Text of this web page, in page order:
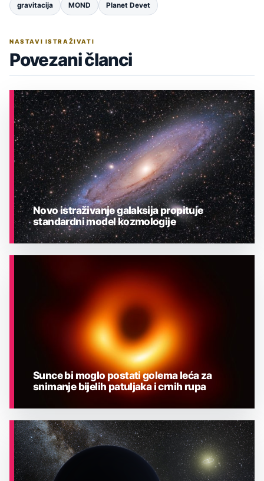
gravitacija MOND Planet Devet
NASTAVI ISTRAŽIVATI
Povezani članci
Novo istraživanje galaksija propituje
standardni model kozmologije
ASTRONOMIJA
Sunce bi moglo postati golema leća za
snimanje bijelih patuljaka i crnih rupa